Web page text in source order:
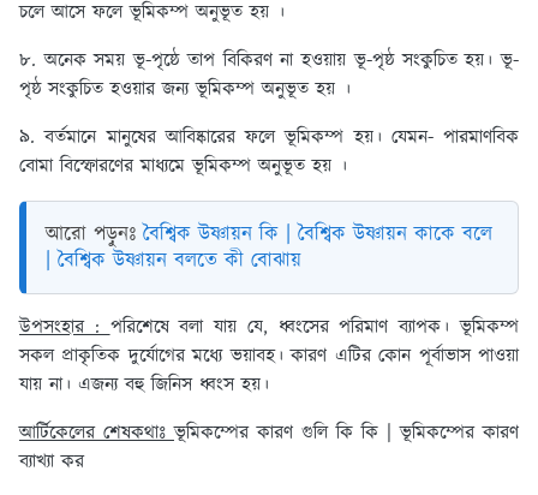
চলে আসে ফলে ভূমিকম্প অনুভূত হয় ।
৮. অনেক সময় ভূ-পৃষ্ঠে তাপ বিকিরণ না হওয়ায় ভূ-পৃষ্ঠ সংকুচিত হয়। ভূ-
পৃষ্ঠ সংকুচিত হওয়ার জন্য ভূমিকম্প অনুভূত হয় ।
৯. বর্তমানে মানুষের আবিষ্কারের ফলে ভূমিকম্প হয়। যেমন- পারমাণবিক
বোমা বিস্ফোরণের মাধ্যমে ভূমিকম্প অনুভূত হয় ।
আরো পড়ুনঃবৈশ্বিক উষ্ণায়ন কি | বৈশ্বিক উষ্ণায়ন কাকে বলে
| বৈশ্বিক উষ্ণায়ন বলতে কী বোঝায়
উপসংহার :পরিশেষে বলা যায় যে, ধ্বংসের পরিমাণ ব্যাপক। ভূমিকম্প
সকল প্রাকৃতিক দুর্যোগের মধ্যে ভয়াবহ। কারণ এটির কোন পূর্বাভাস পাওয়া
যায় না। এজন্য বহু জিনিস ধ্বংস হয়।
আর্টিকেলের শেষকথাঃভূমিকম্পের কারণ গুলি কি কি | ভূমিকম্পের কারণ
ব্যাখ্যা কর